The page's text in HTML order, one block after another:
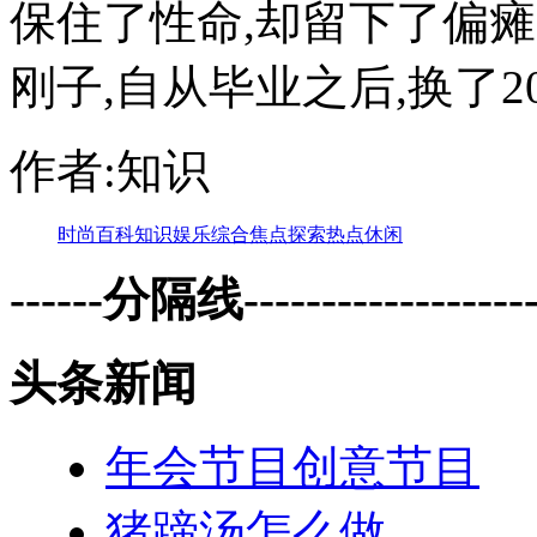
保住了性命,却留下了偏
刚子,自从毕业之后,换了
作者:知识
时尚百科知识娱乐综合焦点探索热点休闲
------分隔线
头条新闻
年会节目创意节目